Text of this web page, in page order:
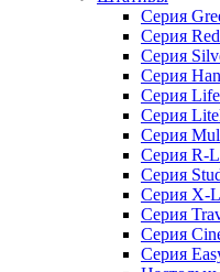
Серия
Серия
Серия
Серия
Серия
Серия
Серия
Серия R-
Серия
Серия X-
Серия
Серия
Серия